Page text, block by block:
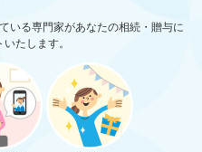
いる専門家があなたの相続・贈与に
たします。